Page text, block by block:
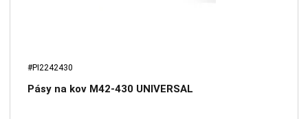
#PI2242430
Pásy na kov M42-430 UNIVERSAL